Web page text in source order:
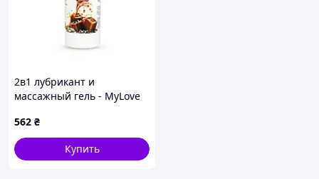
2в1 лубрикант и
массажный гель - MyLove
Intim&Massage Salted
Caramel, 300 мл
562 ₴
Купить